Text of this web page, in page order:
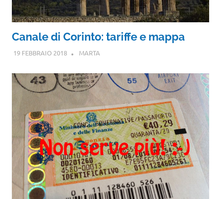
Canale di Corinto: tariffe e mappa
19 FEBBRAIO 2018 MARTA